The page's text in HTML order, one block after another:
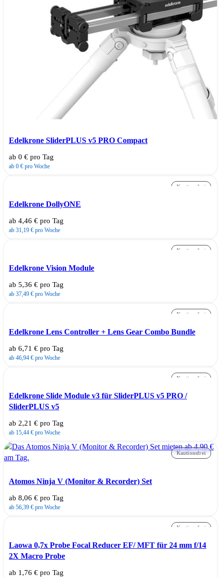
Edelkrone SliderPLUS v5 PRO Compact
ab 0 € pro Tag
ab 0 € pro Woche
Kautionsfrei
Edelkrone DollyONE
ab 4,46 € pro Tag
ab 31,19 € pro Woche
Kautionsfrei
Edelkrone Vision Module
ab 5,36 € pro Tag
ab 37,49 € pro Woche
Kautionsfrei
Edelkrone Lens Controller + Lens Gear Combo Bundle
ab 6,71 € pro Tag
ab 46,94 € pro Woche
Kautionsfrei
Edelkrone Slide Module v3 für SliderPLUS v5 PRO /
SliderPLUS v5
ab 2,21 € pro Tag
ab 15,44 € pro Woche
Kautionsfrei
Atomos Ninja V (Monitor & Recorder) Set
ab 8,06 € pro Tag
ab 56,39 € pro Woche
Kautionsfrei
Laowa 0,7x Probe Focal Reducer EF/ MFT für 24 mm f/14
2X Macro Probe
ab 1,76 € pro Tag